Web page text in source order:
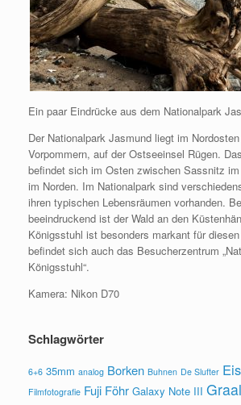
Ein paar Eindrücke aus dem Nationalpark
Der Nationalpark Jasmund liegt im
Vorpommern, auf der Ostseeinsel Rügen.
befindet sich im Osten zwischen Sassnitz
im Norden. Im Nationalpark sind
ihren typischen Lebensräumen vorhanden.
beeindruckend ist der Wald an den
Königsstuhl ist besonders markant für
befindet sich auch das Besucherzentrum
Königsstuhl“.
Kamera: Nikon D70
Schlagwörter
6+6 35mm analog Borken Buhnen De Slufter Eis
Filmfotografie Fuji Föhr Galaxy Note III